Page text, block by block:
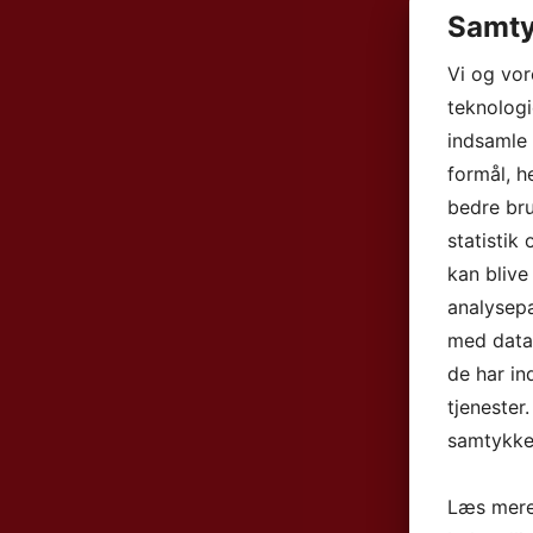
Vi og
formål,
bedre
statistik
kan
med
de har
Læs